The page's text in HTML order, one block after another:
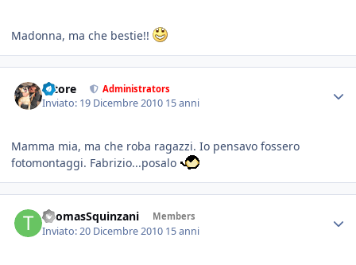
Madonna, ma che bestie!!
tatore Administrators
Inviato: 19 Dicembre 2010 15 anni
Mamma mia, ma che roba ragazzi. Io pensavo fossero
fotomontaggi. Fabrizio...posalo
ThomasSquinzani Members
Inviato:20 Dicembre 2010 15 anni